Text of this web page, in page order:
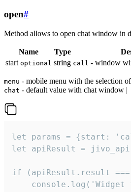
open#
Method allows to open chat window in
Name Type
start optional string call - window
menu - mobile menu with the selection
chat - default value with chat window |
let params = {start:
let apiResult =
if (apiResult.result
console.log('Widget